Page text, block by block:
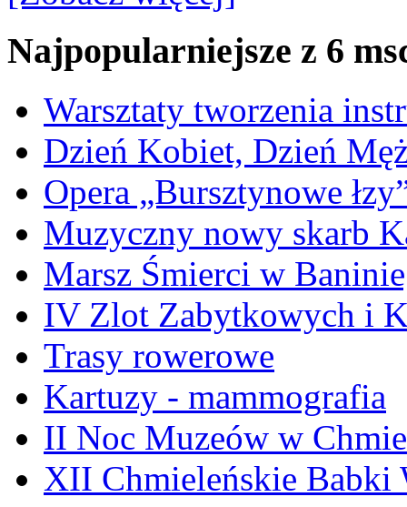
Najpopularniejsze z 6
Warsztaty tworzenia
Dzień Kobiet, Dzień
Opera „Bursztynowe
Muzyczny nowy skarb
Marsz Śmierci w
IV Zlot Zabytkowych i
Trasy rowerowe
Kartuzy - mammografia
II Noc Muzeów w
XII Chmieleńskie Babki